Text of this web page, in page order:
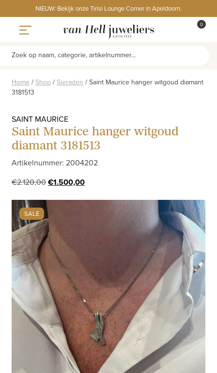
to
content
NIEUW: Bekijk onze Tirisi Lounge Corner in Apeldoorn.
0
Zoek op naam, categorie, artikelnummer...
Home / Shop / Sieraden / Saint Maurice hanger witgoud diamant
3181513
SAINT MAURICE
Saint Maurice hanger witgoud
diamant 3181513
Artikelnummer: 2004202
€2.120,00Oorspronkelijke
€2.120,00.
€1.500,00Huidige
SALE